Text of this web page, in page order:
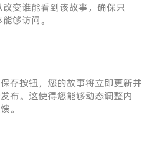
改变谁能看到该故事，确保只
够访问。
存按钮，您的故事将立即更新并
布。这使得您能够动态调整内
。